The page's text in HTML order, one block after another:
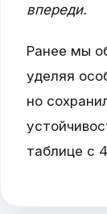
впереди.
Ранее мы
уделяя
но
таблице с